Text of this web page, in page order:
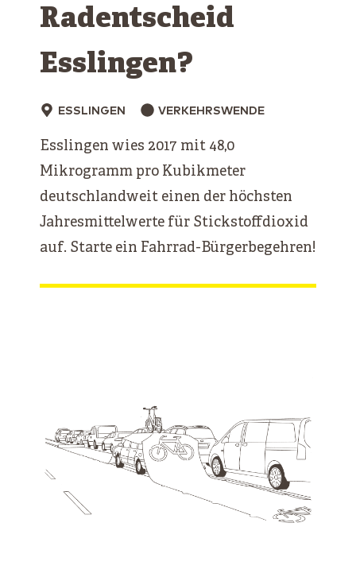
Radentscheid
Esslingen?
ESSLINGEN VERKEHRSWENDE
Esslingen wies 2017 mit 48,0
Mikrogramm pro Kubikmeter
deutschlandweit einen der höchsten
Jahresmittelwerte für Stickstoffdioxid
auf. Starte ein Fahrrad-Bürgerbegehren!